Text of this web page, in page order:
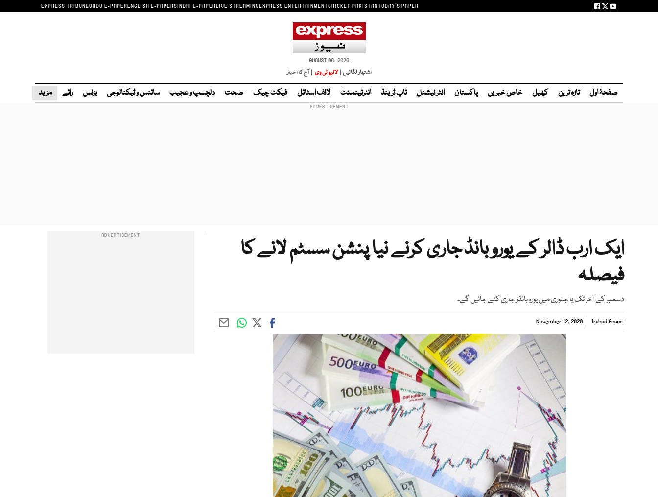
EXPRESS TRIBUNEURDU E-PAPERENGLISH E-PAPERSINDHI E-PAPERLIVE STREAMINGEXPRESS ENTERTAINMENTCRICKET PAKISTANTODAY'S PAPER
AUGUST 06, 2026
اشتہار لگائیں | لائیو ٹی وی | آج کا اخبار
صفحۂ اول تازہ ترین کھیل خاص خبریں پاکستان انٹر نیشنل ٹاپ ٹرینڈ انٹرٹینمنٹ لائف اسٹائل فیکٹ چیک صحت دلچسپ و عجیب سائنس و ٹیکنالوجی بزنس رائے مزید
ایک ارب ڈالر کے یورو بانڈ جاری کرنے نیا پنشن سسٹم لانے کا
فیصلہ
دسمبر کے آخر تک یا جنوری میں یورو بانڈز جاری کئے جائیں گے۔
Irshad Ansari
November 12, 2020